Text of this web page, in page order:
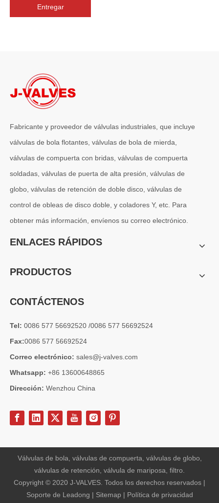
Proceso de fabricación completo de J-VALVES válvulas de bola montadas en muñón | Procedimientos de mecanizado estrictos para válvulas de bola de alta presión con cero fugas
Válvulas de bola montadas en muñón mecanizadas con precisión
2026-06-25
En ingeniería marina, plataformas marinas y entornos
Entregar
Fabricante y proveedor de válvulas industriales, que incluye
válvulas de bola flotantes, válvulas de bola de mierda,
válvulas de compuerta con bridas, válvulas de compuerta
soldadas, válvulas de puerta de alta presión, válvulas de
globo, válvulas de retención de doble disco, válvulas de
control de obleas de disco doble, y coladores Y, etc. Para
obtener más información, envíenos su correo electrónico.
ENLACES RÁPIDOS
PRODUCTOS
CONTÁCTENOS
Tel: 0086 577 56692520 /0086 577 56692524
Fax:0086 577 56692524
Correo electrónico: sales@j-valves.com
Whatsapp: +86 13600648865
Dirección: Wenzhou China
Válvulas de bola, válvulas de compuerta, válvulas de globo,
válvulas de retención, válvula de mariposa, filtro.
Copyright © 2020 J-VALVES. Todos los derechos reservados |
Soporte de Leadong | Sitemap | Política de privacidad